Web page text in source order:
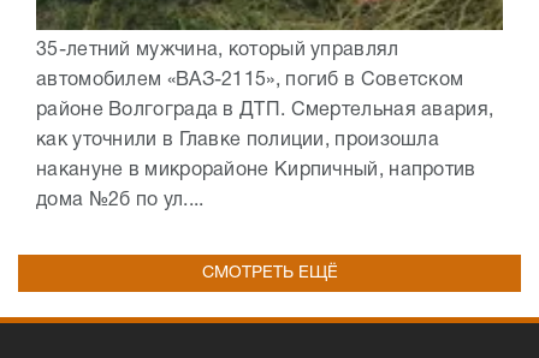
35-летний мужчина, который управлял
автомобилем «ВАЗ-2115», погиб в Советском
районе Волгограда в ДТП. Смертельная авария,
как уточнили в Главке полиции, произошла
накануне в микрорайоне Кирпичный, напротив
дома №2б по ул....
СМОТРЕТЬ ЕЩЁ